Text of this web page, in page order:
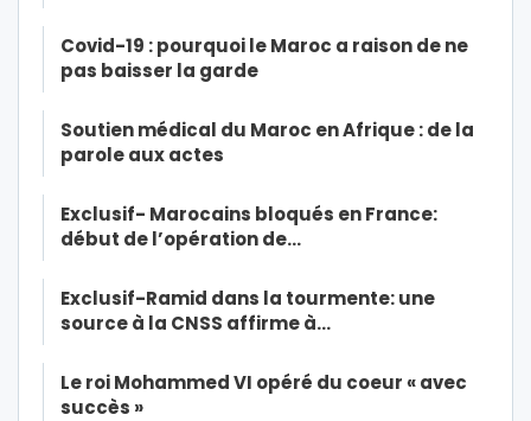
Covid-19 : pourquoi le Maroc a raison de ne
pas baisser la garde
Soutien médical du Maroc en Afrique : de la
parole aux actes
Exclusif- Marocains bloqués en France:
début de l’opération de…
Exclusif-Ramid dans la tourmente: une
source à la CNSS affirme à…
Le roi Mohammed VI opéré du coeur « avec
succès »